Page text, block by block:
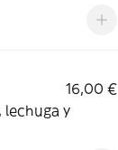
16,00 €
lechuga y